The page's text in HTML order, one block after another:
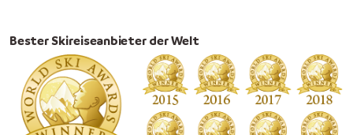
Bester Skireiseanbieter der Welt